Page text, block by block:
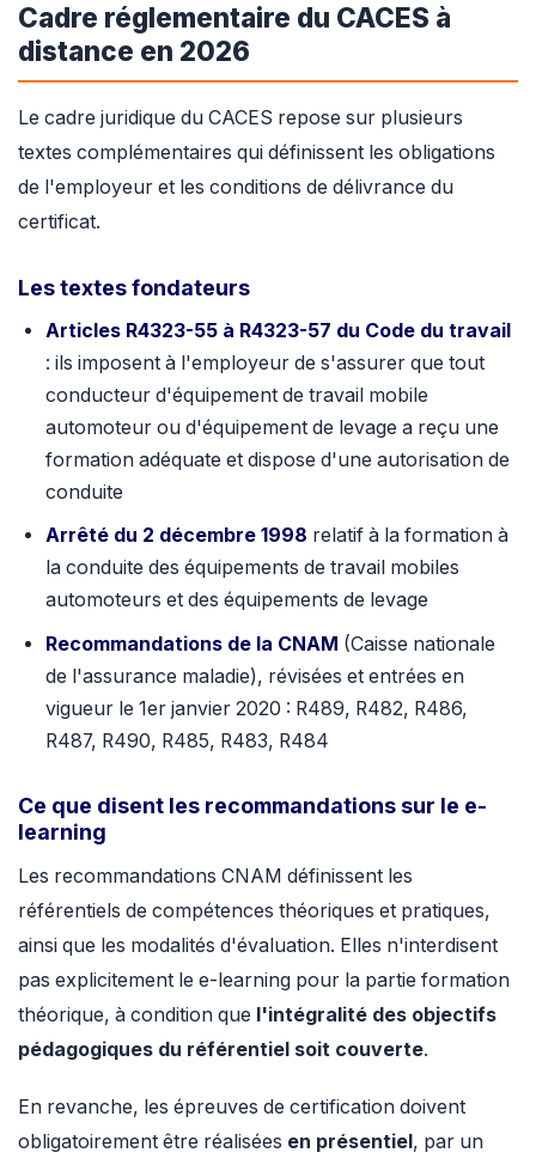
Cadre réglementaire du CACES à
distance en 2026
Le cadre juridique du CACES repose sur plusieurs
textes complémentaires qui définissent les obligations
de l'employeur et les conditions de délivrance du
certificat.
Les textes fondateurs
Articles R4323-55 à R4323-57 du Code du travail
: ils imposent à l'employeur de s'assurer que tout
conducteur d'équipement de travail mobile
automoteur ou d'équipement de levage a reçu une
formation adéquate et dispose d'une autorisation de
conduite
Arrêté du 2 décembre 1998 relatif à la formation à
la conduite des équipements de travail mobiles
automoteurs et des équipements de levage
Recommandations de la CNAM (Caisse nationale
de l'assurance maladie), révisées et entrées en
vigueur le 1er janvier 2020 : R489, R482, R486,
R487, R490, R485, R483, R484
Ce que disent les recommandations sur le e-
learning
Les recommandations CNAM définissent les
référentiels de compétences théoriques et pratiques,
ainsi que les modalités d'évaluation. Elles n'interdisent
pas explicitement le e-learning pour la partie formation
théorique, à condition que l'intégralité des objectifs
pédagogiques du référentiel soit couverte.
En revanche, les épreuves de certification doivent
obligatoirement être réalisées en présentiel, par un